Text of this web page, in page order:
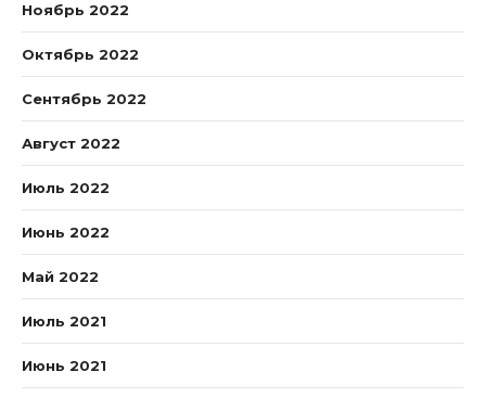
Ноябрь 2022
Октябрь 2022
Сентябрь 2022
Август 2022
Июль 2022
Июнь 2022
Май 2022
Июль 2021
Июнь 2021